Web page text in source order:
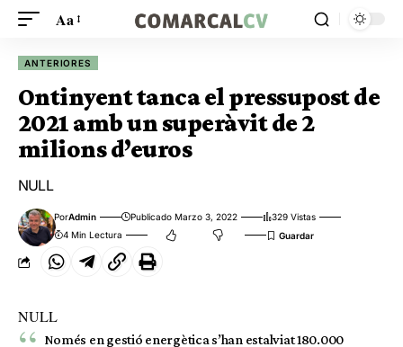
Aa
ANTERIORES
Ontinyent tanca el pressupost de
2021 amb un superàvit de 2
milions d’euros
NULL
PorAdmin Publicado Marzo 3, 2022
329 Vistas
4 Min Lectura
NULL
Només en gestió energètica s’han estalviat 180.000